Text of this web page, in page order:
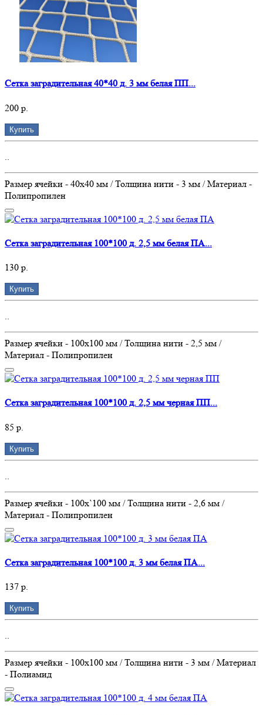
Сетка заградительная 40*40 д. 3 мм белая ПП...
200 р.
Купить
Размер ячейки - 40х40 мм / Толщина нити - 3 мм / Материал -
Полипропилен
Сетка заградительная 100*100 д. 2,5 мм белая ПА...
130 р.
Купить
..
Размер ячейки - 100х100 мм / Толщина нити - 2,5 мм /
Материал - Полипропилен
Сетка заградительная 100*100 д. 2,5 мм черная ПП...
85 р.
Купить
Размер ячейки - 100х`100 мм / Толщина нити - 2,6 мм /
Материал - Полипропилен
Сетка заградительная 100*100 д. 3 мм белая ПА...
137 р.
Купить
..
Размер ячейки - 100х100 мм / Толщина нити - 3 мм / Материал
- Полиамид